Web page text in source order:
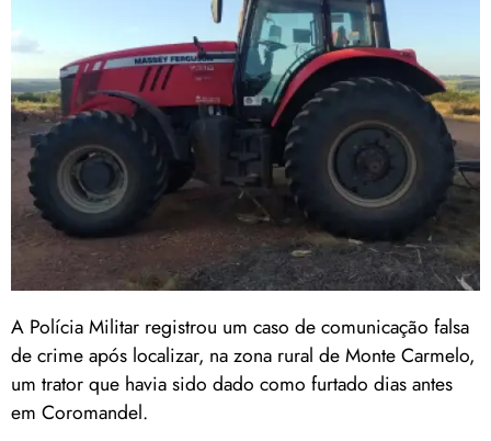
A Polícia Militar registrou um caso de comunicação falsa
de crime após localizar, na zona rural deMonte Carmelo,
um trator que havia sido dado como furtado dias antes
em Coromandel.